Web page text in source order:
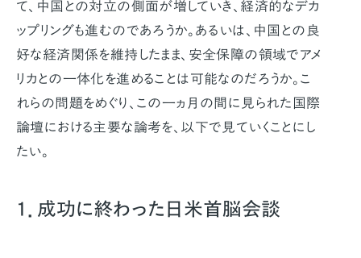
て、中国との対立の側面が増していき、経済的なデカ
ップリングも進むのであろうか。あるいは、中国との良
好な経済関係を維持したまま、安全保障の領域でアメ
リカとの一体化を進めることは可能なのだろうか。こ
れらの問題をめぐり、この一ヵ月の間に見られた国際
論壇における主要な論考を、以下で見ていくことにし
たい。
1．成功に終わった日米首脳会談